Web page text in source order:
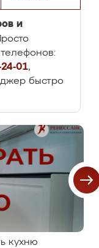
и
01,
быстро
кухню